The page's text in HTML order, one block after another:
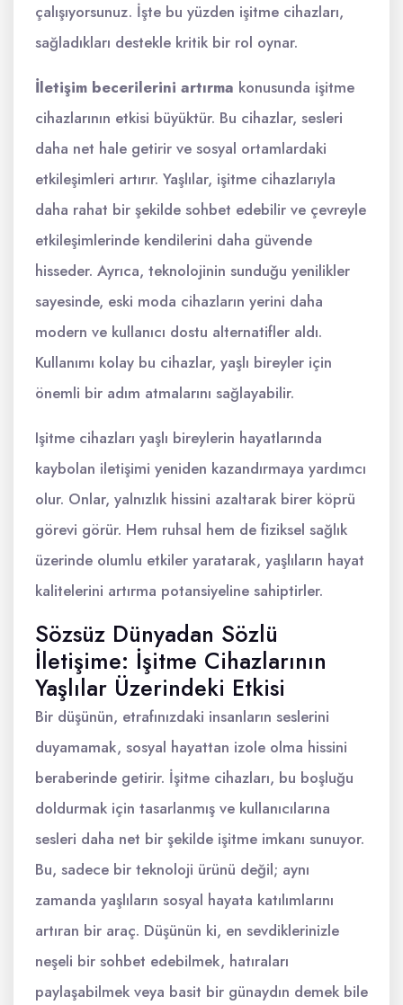
çalışıyorsunuz. İşte bu yüzden işitme cihazları,
sağladıkları destekle kritik bir rol oynar.
İletişim becerilerini artırma konusunda işitme
cihazlarının etkisi büyüktür. Bu cihazlar, sesleri
daha net hale getirir ve sosyal ortamlardaki
etkileşimleri artırır. Yaşlılar, işitme cihazlarıyla
daha rahat bir şekilde sohbet edebilir ve çevreyle
etkileşimlerinde kendilerini daha güvende
hisseder. Ayrıca, teknolojinin sunduğu yenilikler
sayesinde, eski moda cihazların yerini daha
modern ve kullanıcı dostu alternatifler aldı.
Kullanımı kolay bu cihazlar, yaşlı bireyler için
önemli bir adım atmalarını sağlayabilir.
Işitme cihazları yaşlı bireylerin hayatlarında
kaybolan iletişimi yeniden kazandırmaya yardımcı
olur. Onlar, yalnızlık hissini azaltarak birer köprü
görevi görür. Hem ruhsal hem de fiziksel sağlık
üzerinde olumlu etkiler yaratarak, yaşlıların hayat
kalitelerini artırma potansiyeline sahiptirler.
Sözsüz Dünyadan Sözlü
İletişime: İşitme Cihazlarının
Yaşlılar Üzerindeki Etkisi
Bir düşünün, etrafınızdaki insanların seslerini
duyamamak, sosyal hayattan izole olma hissini
beraberinde getirir. İşitme cihazları, bu boşluğu
doldurmak için tasarlanmış ve kullanıcılarına
sesleri daha net bir şekilde işitme imkanı sunuyor.
Bu, sadece bir teknoloji ürünü değil; aynı
zamanda yaşlıların sosyal hayata katılımlarını
artıran bir araç. Düşünün ki, en sevdiklerinizle
neşeli bir sohbet edebilmek, hatıraları
paylaşabilmek veya basit bir günaydın demek bile